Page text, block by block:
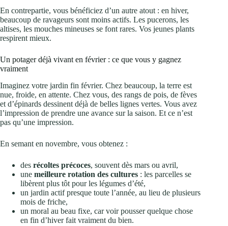
En contrepartie, vous bénéficiez d’un autre atout : en hiver,
beaucoup de ravageurs sont moins actifs. Les pucerons, les
altises, les mouches mineuses se font rares. Vos jeunes plants
respirent mieux.
Un potager déjà vivant en février : ce que vous y gagnez
vraiment
Imaginez votre jardin fin février. Chez beaucoup, la terre est
nue, froide, en attente. Chez vous, des rangs de pois, de fèves
et d’épinards dessinent déjà de belles lignes vertes. Vous avez
l’impression de prendre une avance sur la saison. Et ce n’est
pas qu’une impression.
En semant en novembre, vous obtenez :
des récoltes précoces, souvent dès mars ou avril,
une meilleure rotation des cultures : les parcelles se
libèrent plus tôt pour les légumes d’été,
un jardin actif presque toute l’année, au lieu de plusieurs
mois de friche,
un moral au beau fixe, car voir pousser quelque chose
en fin d’hiver fait vraiment du bien.